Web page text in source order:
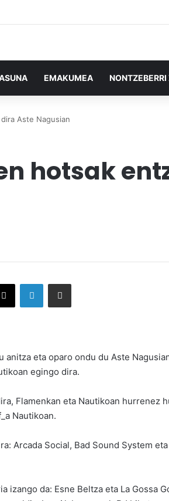
EMAKUMEA
Aste Nagusian
hotsak
eta oparo ondu du Aste
egingo dira.
Flamenkan eta Nautikoan hurrenez
Nautikoan.
Arcada Social, Bad Sound System
izango da: Esne Beltza eta La Gossa